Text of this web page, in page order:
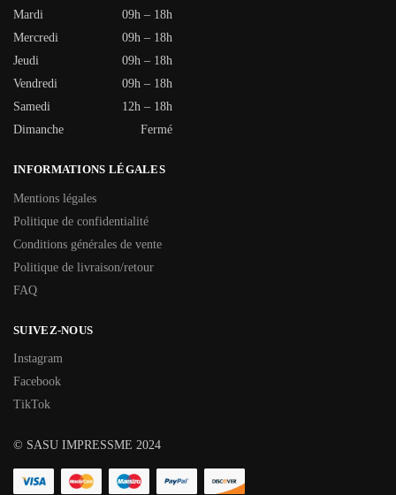
Mardi
09h – 18h
Mercredi
09h – 18h
Jeudi
09h – 18h
Vendredi
09h – 18h
Samedi
12h – 18h
Dimanche
Fermé
INFORMATIONS LÉGALES
Mentions légales
Politique de confidentialité
Conditions générales de vente
Politique de livraison/retour
FAQ
SUIVEZ-NOUS
Instagram
Facebook
TikTok
© SASU IMPRESSME 2024